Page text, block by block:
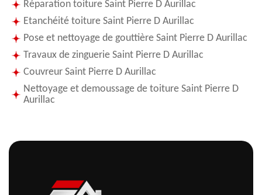
Réparation toiture Saint Pierre D Aurillac
Etanchéité toiture Saint Pierre D Aurillac
Pose et nettoyage de gouttière Saint Pierre D Aurillac
Travaux de zinguerie Saint Pierre D Aurillac
Couvreur Saint Pierre D Aurillac
Nettoyage et demoussage de toiture Saint Pierre D
Aurillac